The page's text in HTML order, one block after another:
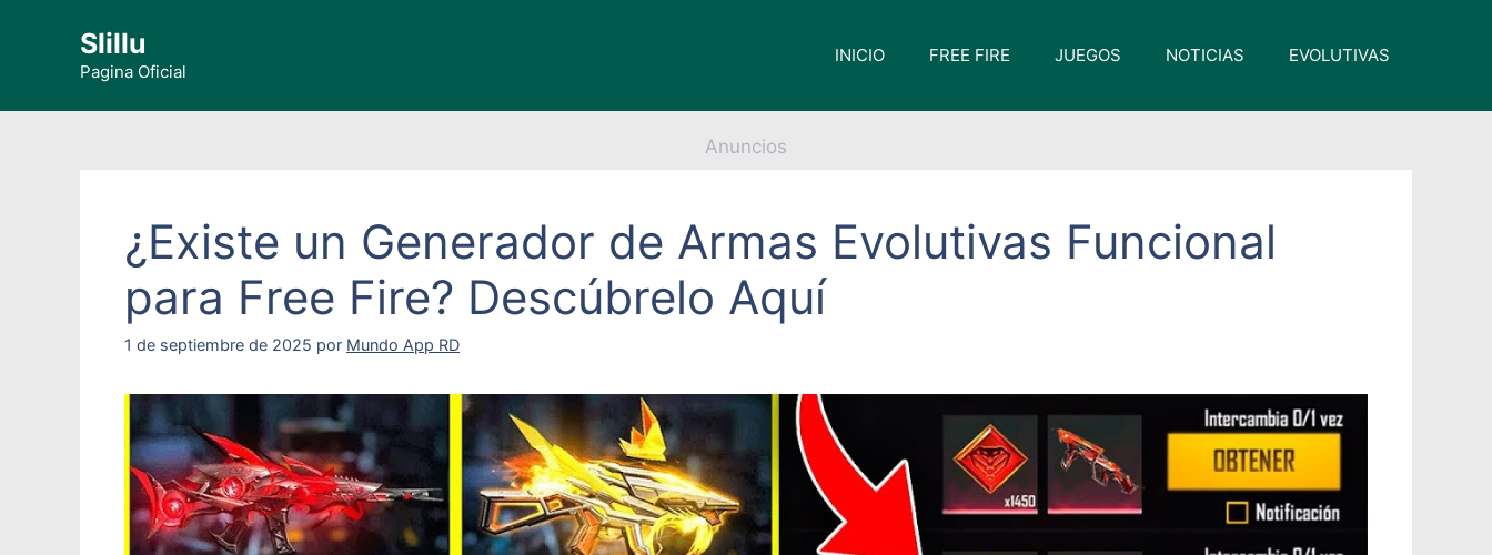
contenido
Slillu
Pagina Oficial
INICIO FREE FIRE JUEGOS NOTICIAS EVOLUTIVAS
Anuncios
¿Existe un Generador de Armas Evolutivas Funcional
para Free Fire? Descúbrelo Aquí
1 de septiembre de 2025 por Mundo App RD